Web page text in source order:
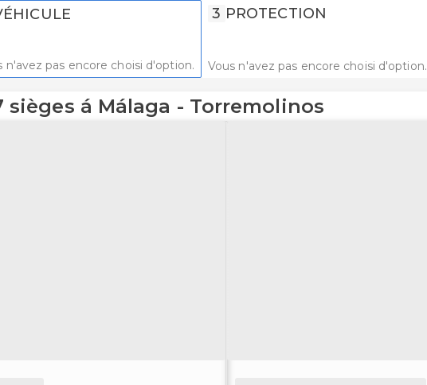
n'avez pas encore choisi d'option.
3 PROTECTION
Vous n'avez pas encore choisi d'option.
á Málaga - Torremolinos